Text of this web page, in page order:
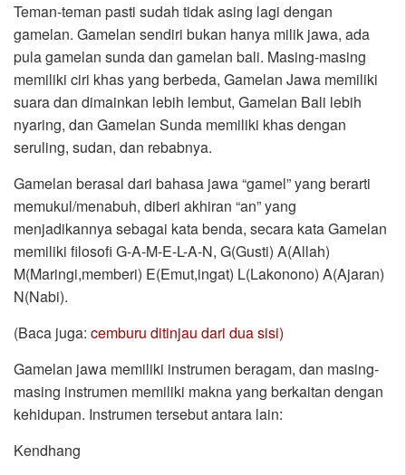
Teman-teman pasti sudah tidak asing lagi dengan
gamelan. Gamelan sendiri bukan hanya milik jawa, ada
pula gamelan sunda dan gamelan bali. Masing-masing
memiliki ciri khas yang berbeda, Gamelan Jawa memiliki
suara dan dimainkan lebih lembut, Gamelan Bali lebih
nyaring, dan Gamelan Sunda memiliki khas dengan
seruling, sudan, dan rebabnya.
Gamelan berasal dari bahasa jawa “gamel” yang berarti
memukul/menabuh, diberi akhiran “an” yang
menjadikannya sebagai kata benda, secara kata Gamelan
memiliki filosofi G-A-M-E-L-A-N, G(Gusti) A(Allah)
M(Maringi,memberi) E(Emut,ingat) L(Lakonono) A(Ajaran)
N(Nabi).
(Baca juga: cemburu ditinjau dari dua sisi)
Gamelan jawa memiliki instrumen beragam, dan masing-
masing instrumen memiliki makna yang berkaitan dengan
kehidupan. Instrumen tersebut antara lain:
Kendhang